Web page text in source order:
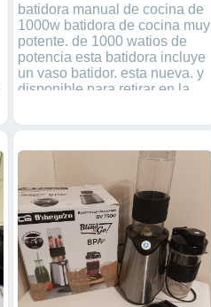
batidora manual de cocina de
1000w batidora de cocina muy
potente. de 1000 watios de
potencia esta batidora incluye
un vaso batidor. esta nueva. y
disponible para retirar en la
personalmente. calle el charco